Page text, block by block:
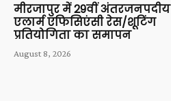
मीरजापुर में 29वीं अंतरजनपदीय
एलार्म एफिसिएंसी रेस/शूटिंग
प्रतियोगिता का समापन
August 8, 2026